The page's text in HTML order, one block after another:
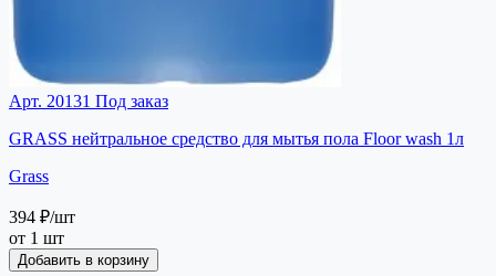
Арт. 20131 Под заказ
GRASS нейтральное средство для мытья пола Floor wash 1л
Grass
394 ₽/шт
от 1 шт
Добавить в корзину